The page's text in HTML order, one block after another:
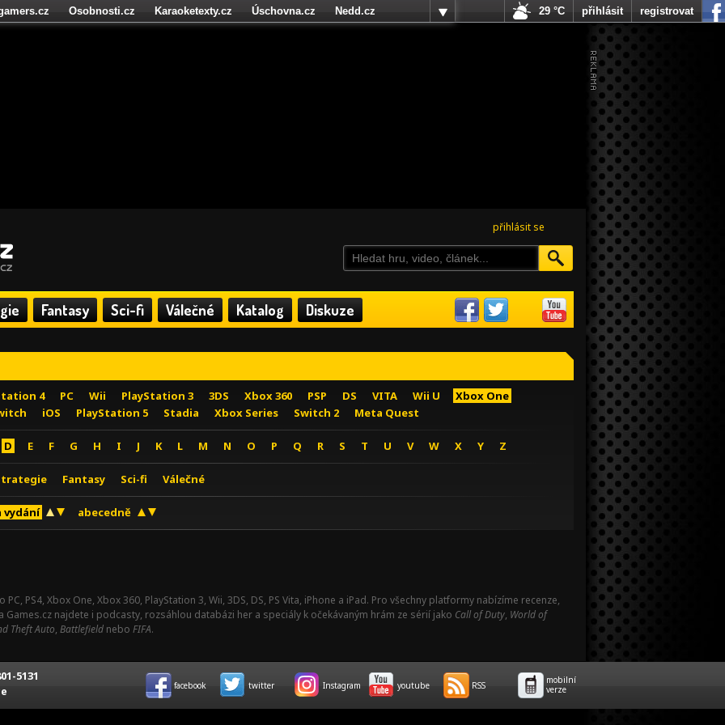
přihlásit se
Fantasy Sci-fi Válečné Katalog Diskuze
4 PC Wii PlayStation 3 3DS Xbox 360 PSP DS VITA Wii U
Xbox One
iOS PlayStation 5 Stadia Xbox Series Switch 2 Meta Quest
D E F G H I J K L M N O P Q R S T U V W X Y Z
Fantasy Sci-fi Válečné
vydání abecedně
PC, PS4, Xbox One, Xbox 360, PlayStation 3, Wii, 3DS, DS, PS Vita, iPhone a iPad. Pro všechny platformy nabízíme recenze,
najdete i podcasty, rozsáhlou databázi her a speciály k očekávaným hrám ze sérií jako Call of Duty, World of
Theft Auto, Battlefield nebo FIFA.
Osobnosti.cz Karaoketexty.cz Úschovna.cz
Nedd.cz
29 °C přihlásit registrovat
5131
facebook twitter Instagram youtube RSS
mobilní
verze